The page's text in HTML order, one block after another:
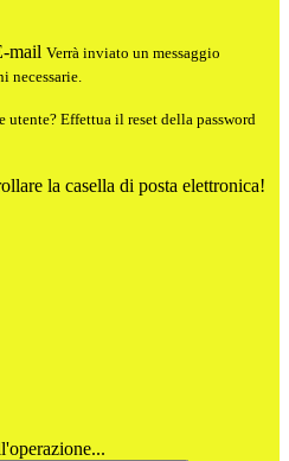
mail Verrà inviato un messaggio
necessarie.
utente? Effettua il reset della password
la casella di posta elettronica!